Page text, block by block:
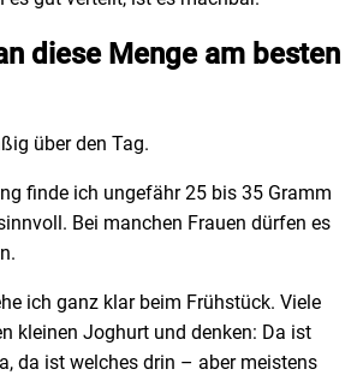
diese Menge am besten
über den Tag.
finde ich ungefähr 25 bis 35 Gramm
Bei manchen Frauen dürfen es
ich ganz klar beim Frühstück. Viele
kleinen Joghurt und denken: Da ist
da ist welches drin – aber meistens